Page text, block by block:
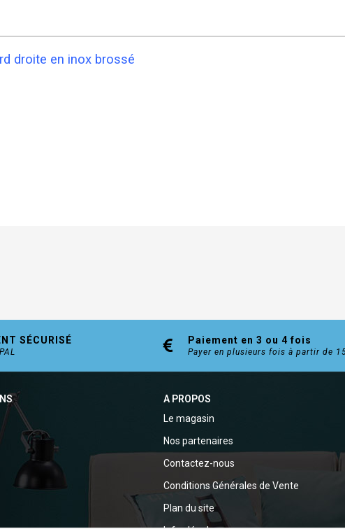
droite en inox brossé
SÉCURISÉ Paiement en 3 ou 4 fois
Payer en plusieurs fois à partir de
A PROPOS
Le magasin
Nos partenaires
Contactez-nous
Conditions Générales de Vente
Plan du site